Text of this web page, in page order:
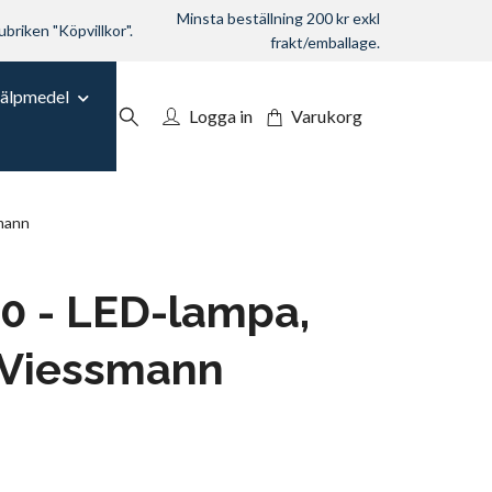
"Köpvillkor".
Minsta beställning 200 kr exkl
frakt/emballage.
Logga in Varukorg
- LED-lampa,